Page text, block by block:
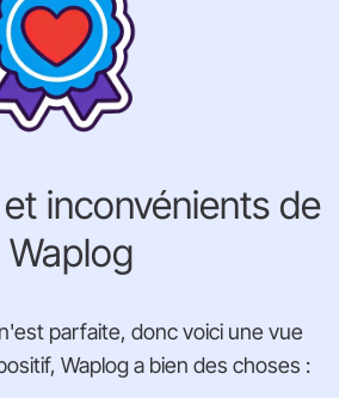
inconvénients de
Waplog
parfaite, donc voici une vue
Waplog a bien des choses :